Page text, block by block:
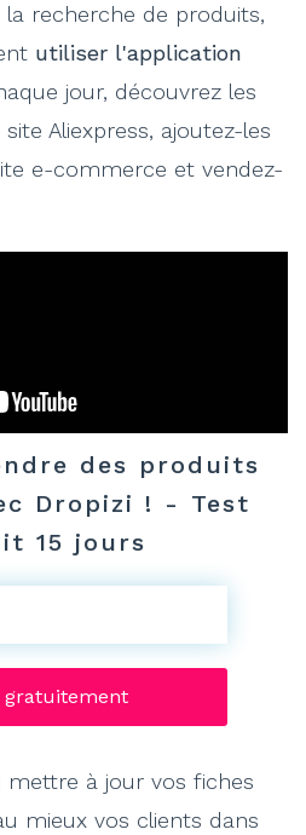
recherche de produits,
utiliser l'application
jour, découvrez les
Aliexpress, ajoutez-les
e-commerce et vendez-
des produits
Dropizi ! - Test
15 jours
mettre à jour vos fiches
mieux vos clients dans